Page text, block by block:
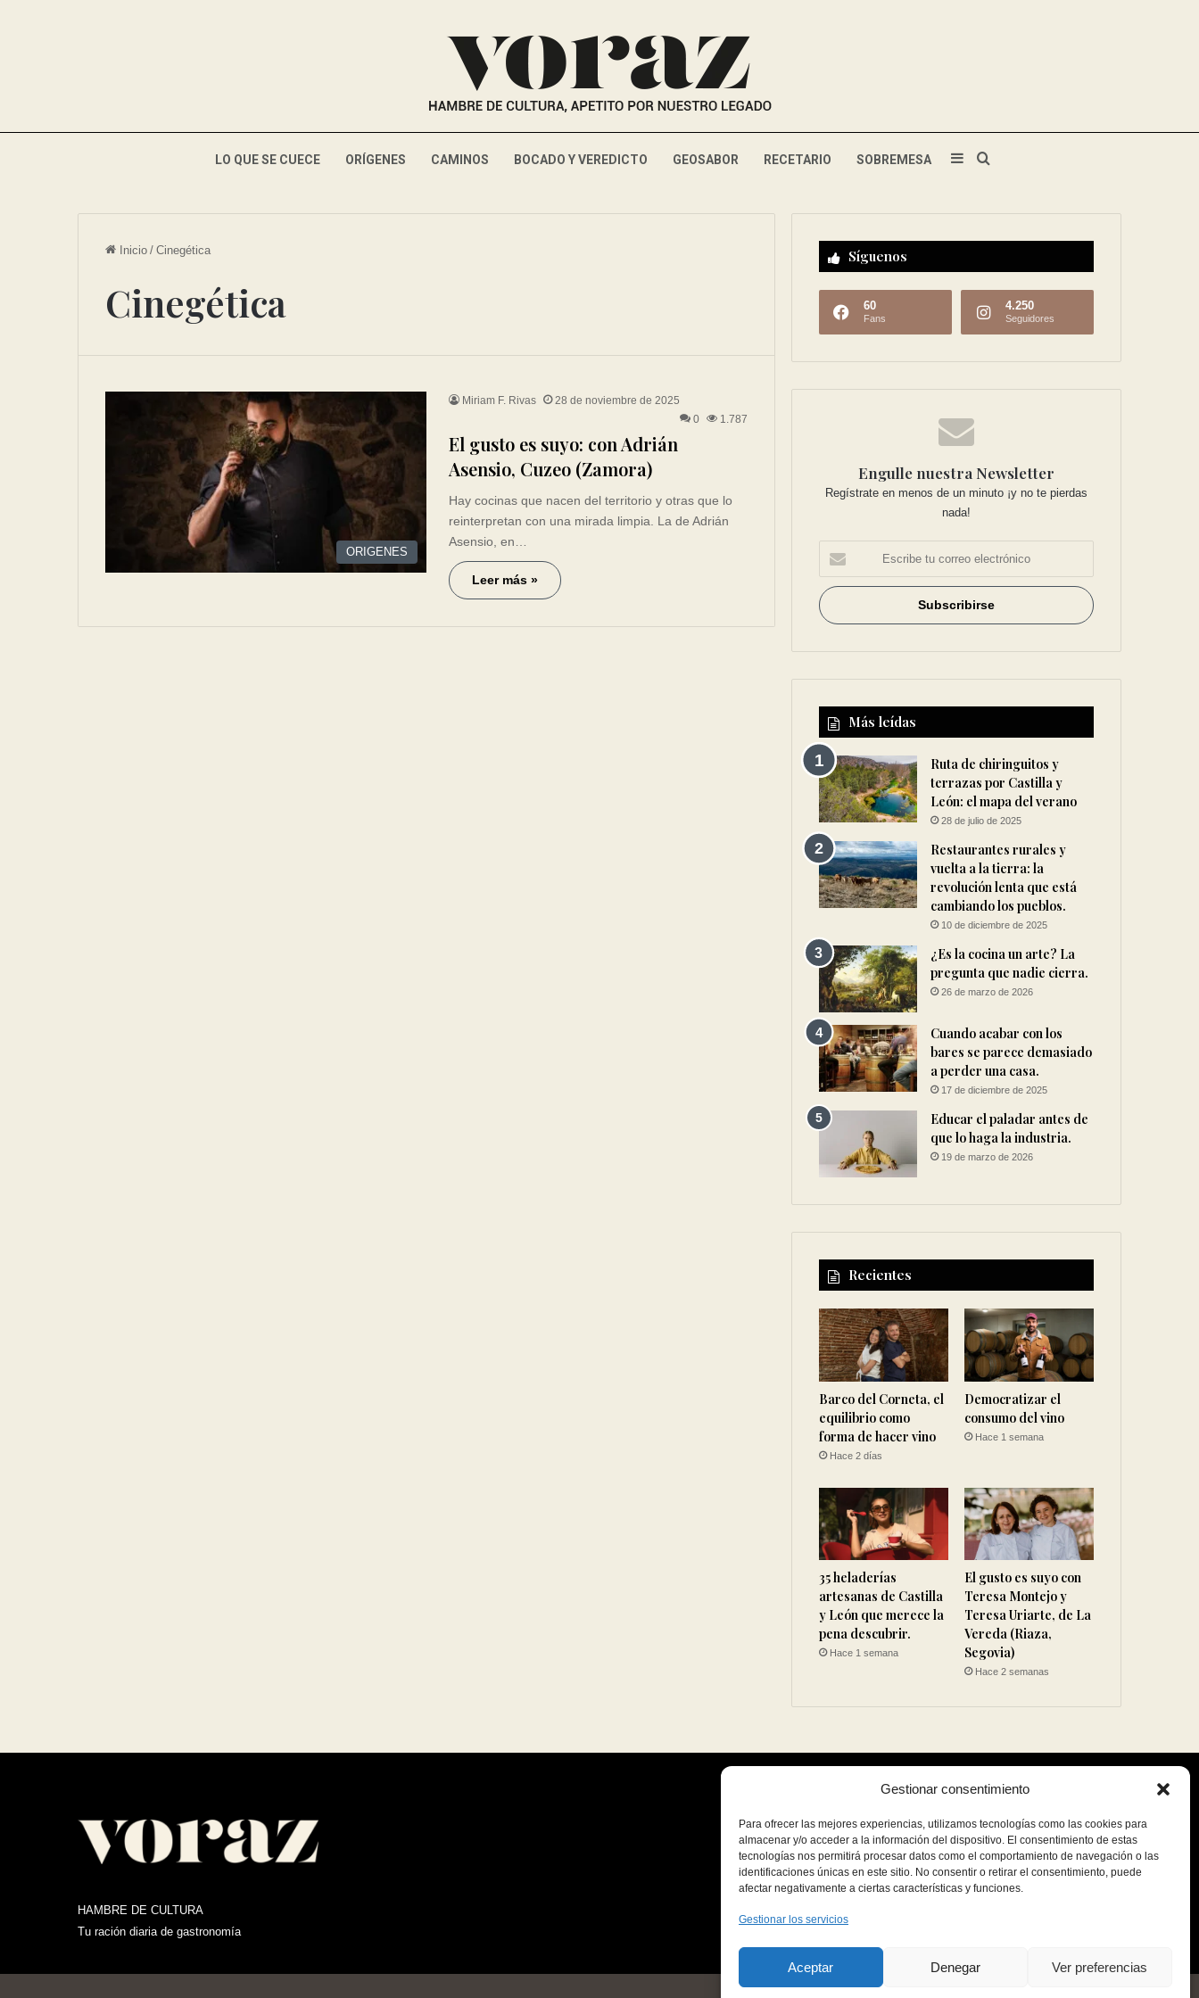
Gestionar consentimiento
Para ofrecer las mejores experiencias, utilizamos tecnologías como las cookies para
almacenar y/o acceder a la información del dispositivo. El consentimiento de estas
tecnologías nos permitirá procesar datos como el comportamiento de navegación o las
identificaciones únicas en este sitio. No consentir o retirar el consentimiento, puede
afectar negativamente a ciertas características y funciones.
Gestionar los servicios
Aceptar Denegar Ver preferencias
LO QUE SE CUECE ORÍGENES CAMINOS BOCADO Y VEREDICTO GEOSABOR RECETARIO SOBREMESA
Inicio / Cinegética
Cinegética
ORIGENES
Miriam F. Rivas
28 de noviembre de 2025
0
1.787
El gusto es suyo: con Adrián
Asensio, Cuzeo (Zamora)
Hay cocinas que nacen del territorio y otras que lo
reinterpretan con una mirada limpia. La de Adrián
Asensio, en…
Leer más »
Síguenos
60
Fans
4.250
Seguidores
Engulle nuestra Newsletter
Regístrate en menos de un minuto ¡y no te pierdas
nada!
Más leídas
Ruta de chiringuitos y
terrazas por Castilla y
León: el mapa del verano
28 de julio de 2025
Restaurantes rurales y
vuelta a la tierra: la
revolución lenta que está
cambiando los pueblos.
10 de diciembre de 2025
¿Es la cocina un arte? La
pregunta que nadie cierra.
26 de marzo de 2026
Cuando acabar con los
bares se parece demasiado
a perder una casa.
17 de diciembre de 2025
Educar el paladar antes de
que lo haga la industria.
19 de marzo de 2026
Recientes
Barco del Corneta, el
equilibrio como
forma de hacer vino
Hace 2 días
Democratizar el
consumo del vino
Hace 1 semana
35 heladerías
artesanas de Castilla
y León que merece la
pena descubrir.
Hace 1 semana
El gusto es suyo con
Teresa Montejo y
Teresa Uriarte, de La
Vereda (Riaza,
Segovia)
Hace 2 semanas
HAMBRE DE CULTURA
Tu ración diaria de gastronomía